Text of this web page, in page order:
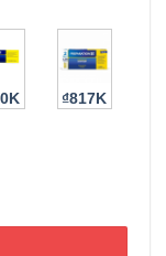
₫817K
48 viên